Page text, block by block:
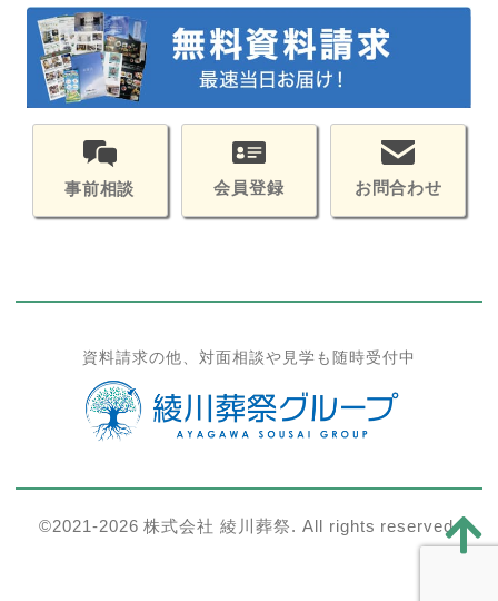
事前相談 会員登録 お問合わせ
資料請求の他、対面相談や見学も随時受付中
©2021-2026 株式会社 綾川葬祭. All rights reserved.